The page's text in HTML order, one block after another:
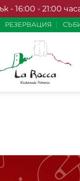
- 21:00
РЕЗЕРВАЦИЯ